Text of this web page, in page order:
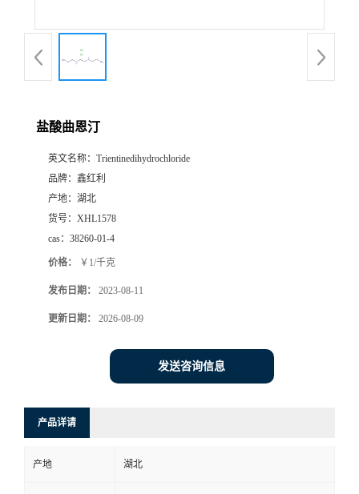
盐酸曲恩汀
英文名称： Trientinedihydrochloride
品牌： 鑫红利
产地： 湖北
货号： XHL1578
cas： 38260-01-4
价格： ￥1/千克
发布日期： 2023-08-11
更新日期： 2026-08-09
发送咨询信息
产品详请
产地 湖北